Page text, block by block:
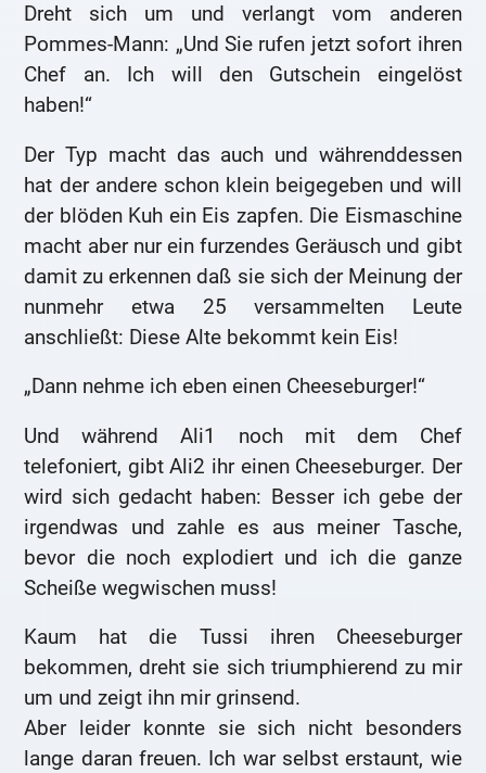
Dreht sich um und verlangt vom anderen
Pommes-Mann: „Und Sie rufen jetzt sofort ihren
Chef an. Ich will den Gutschein eingelöst
haben!“
Der Typ macht das auch und währenddessen
hat der andere schon klein beigegeben und will
der blöden Kuh ein Eis zapfen. Die Eismaschine
macht aber nur ein furzendes Geräusch und gibt
damit zu erkennen daß sie sich der Meinung der
nunmehr etwa 25 versammelten Leute
anschließt: Diese Alte bekommt kein Eis!
„Dann nehme ich eben einen Cheeseburger!“
Und während Ali1 noch mit dem Chef
telefoniert, gibt Ali2 ihr einen Cheeseburger. Der
wird sich gedacht haben: Besser ich gebe der
irgendwas und zahle es aus meiner Tasche,
bevor die noch explodiert und ich die ganze
Scheiße wegwischen muss!
Kaum hat die Tussi ihren Cheeseburger
bekommen, dreht sie sich triumphierend zu mir
um und zeigt ihn mir grinsend.
Aber leider konnte sie sich nicht besonders
lange daran freuen. Ich war selbst erstaunt, wie